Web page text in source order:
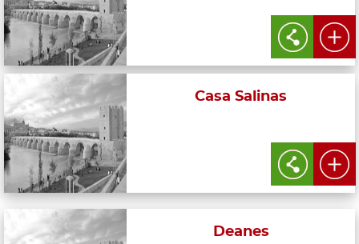
Casa Salinas
Deanes